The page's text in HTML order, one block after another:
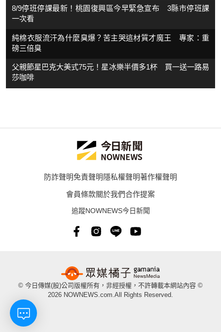
8/9停班停課最新！桃園復興區今早緊急宣布 3縣市停班課
一次看
純棉衣服流汗為什麼臭爆？苦主哭這材質才魔王 專家：重
磅三倍臭
父親節星巴克大美式75元！星冰樂半價多1杯 買一送一路易
莎咖啡
防詐聲明免責聲明隱私權聲明著作權聲明
會員條款關於我們合作提案
追蹤NOWNEWS今日新聞
© 今日傳媒(股)公司版權所有，非經授權，不許轉載本網站內容 ©
2026 NOWNEWS.com.All Rights Reserved.